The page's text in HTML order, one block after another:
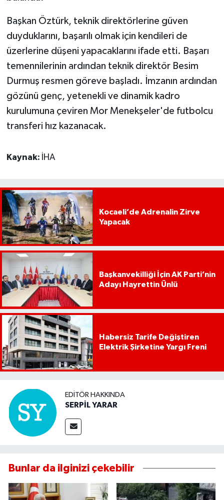
Başkan Öztürk, teknik direktörlerine güven
duyduklarını, başarılı olmak için kendileri de
üzerlerine düşeni yapacaklarını ifade etti. Başarı
temennilerinin ardından teknik direktör Besim
Durmuş resmen göreve başladı. İmzanın ardından
gözünü genç, yetenekli ve dinamik kadro
kurulumuna çeviren Mor Menekşeler'de futbolcu
transferi hız kazanacak.
Kaynak: İHA
Kocaeli’de Adrenalin Zirve
Yapacak
Başkanvekilliği İçin AK Parti’nin
Adayı Hayrettin Ünlü
Habersiz Tarife Değiştiren
Elektrik Şirketine Yargı Freni
EDITÖR HAKKINDA
SERPİL YARAR
Bunlar da ilginizi çekebilir